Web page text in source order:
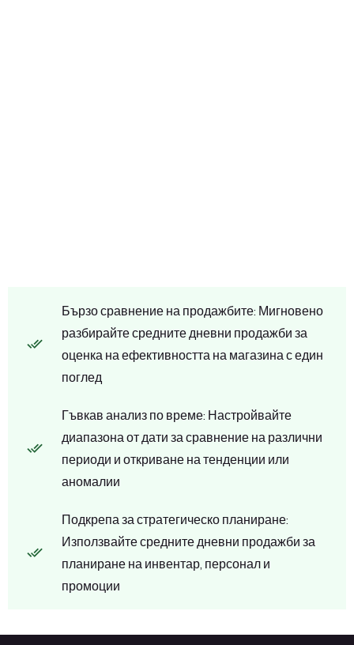
Бързо сравнение на продажбите: Мигновено
разбирайте средните дневни продажби за
оценка на ефективността на магазина с един
поглед
Гъвкав анализ по време: Настройвайте
диапазона от дати за сравнение на различни
периоди и откриване на тенденции или
аномалии
Подкрепа за стратегическо планиране:
Използвайте средните дневни продажби за
планиране на инвентар, персонал и
промоции